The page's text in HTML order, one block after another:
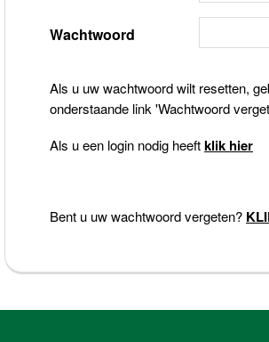
Wachtwoord
Als u uw wachtwoord wilt resetten,
onderstaande link 'Wachtwoord
Als u een login nodig heeftklik hier
Bent u uw wachtwoord vergeten?